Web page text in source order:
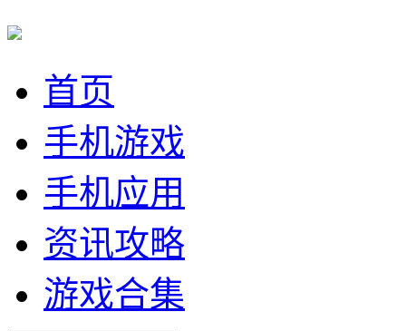
首页
手机游戏
手机应用
资讯攻略
游戏合集